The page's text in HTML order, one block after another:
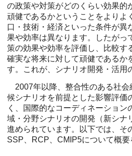
の政策や対策がどのくらい効果的
頑健であるかということをよりよ
口・技術・経済といった条件が異
果や効率は異なります。したがっ
策の効果や効率を評価し、比較す
確実な将来に対して頑健であるか
す。これが、シナリオ開発・活用
2007年以降、整合性のある社会
候シナリオを前提とした影響評価
く、国際的なコーディネーション
域・分野シナリオの開発（新シナ
進められています。以下では、そ
SSP、RCP、CMIP5について概要